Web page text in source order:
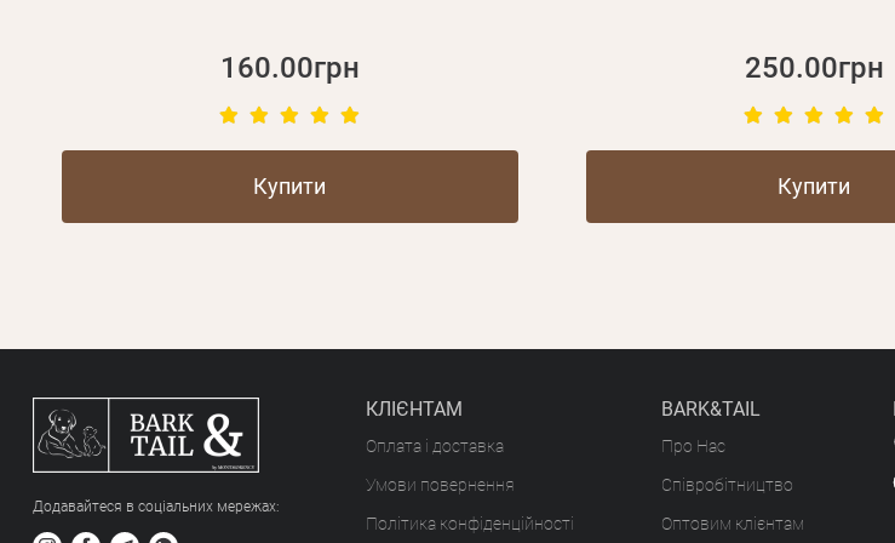
160.00грн
Купити
250.00грн
Купити
Додавайтеся в соціальних мережах:
КЛІЄНТАМ
Оплата і доставка
Умови повернення
Політика конфіденційності
BARK&TAIL
Про Нас
Співробітництво
Оптовим клієнтам